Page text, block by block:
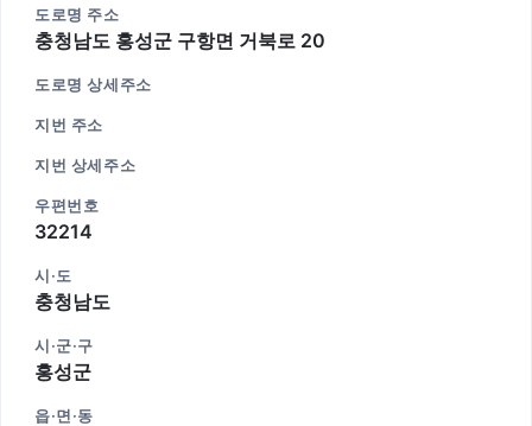
도로명 주소
충청남도 홍성군 구항면 거북로 20
도로명 상세주소
지번 주소
지번 상세주소
우편번호
32214
시·도
충청남도
시·군·구
홍성군
읍·면·동